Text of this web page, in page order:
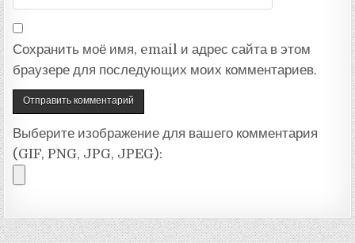
Сохранить моё имя, email и адрес сайта в этом
браузере для последующих моих комментариев.
Выберите изображение для вашего комментария
(GIF, PNG, JPG, JPEG):